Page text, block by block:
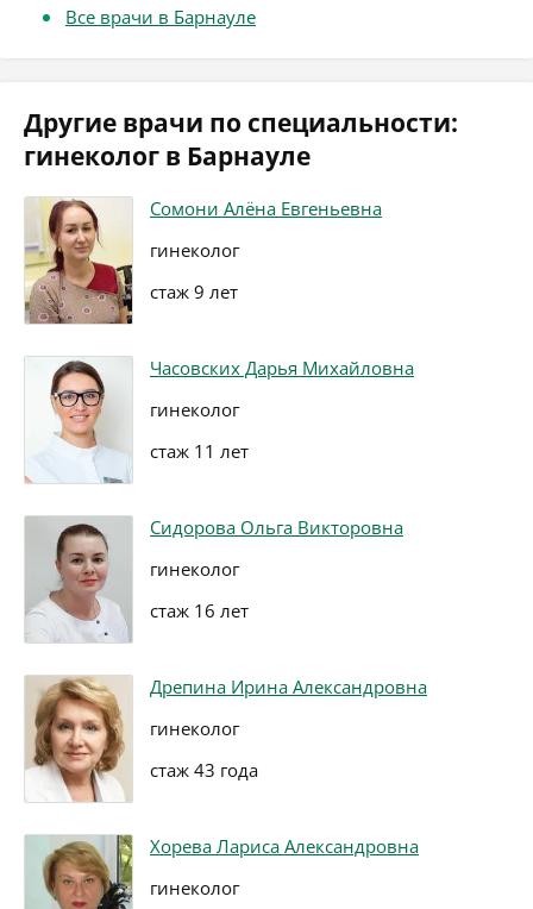
Все врачи в Барнауле
Другие врачи по специальности:
гинеколог в Барнауле
Сомони Алёна Евгеньевна
гинеколог
стаж 9 лет
Часовских Дарья Михайловна
гинеколог
стаж 11 лет
Сидорова Ольга Викторовна
гинеколог
стаж 16 лет
Дрепина Ирина Александровна
гинеколог
стаж 43 года
Хорева Лариса Александровна
гинеколог